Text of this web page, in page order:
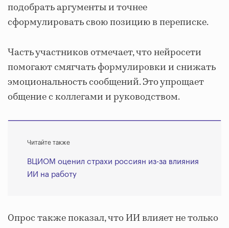
подобрать аргументы и точнее
сформулировать свою позицию в переписке.
Часть участников отмечает, что нейросети
помогают смягчать формулировки и снижать
эмоциональность сообщений. Это упрощает
общение с коллегами и руководством.
Читайте также
ВЦИОМ оценил страхи россиян из-за влияния
ИИ на работу
Опрос также показал, что ИИ влияет не только